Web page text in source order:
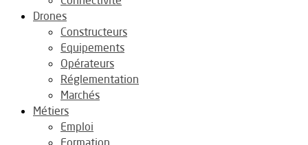
Drones
Constructeurs
Equipements
Opérateurs
Réglementation
Marchés
Métiers
Emploi
Formation